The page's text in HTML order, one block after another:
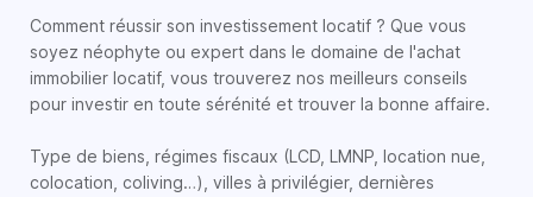
Comment réussir son investissement locatif ? Que vous
soyez néophyte ou expert dans le domaine de l'achat
immobilier locatif, vous trouverez nos meilleurs conseils
pour investir en toute sérénité et trouver la bonne affaire.
Type de biens, régimes fiscaux (LCD, LMNP, location nue,
colocation, coliving…), villes à privilégier, dernières